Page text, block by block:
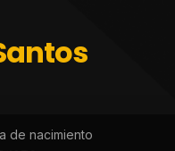
de nacimiento